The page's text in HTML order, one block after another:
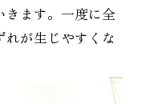
きます。一度に全
が生じやすくな